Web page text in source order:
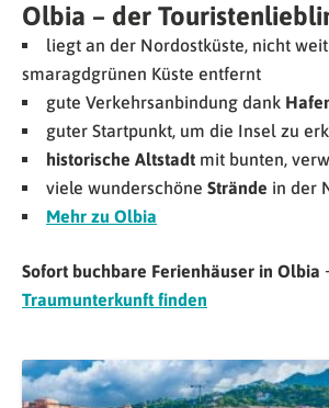
Olbia – der
liegt an der Nordostküste, nicht
smaragdgrünen Küste entfernt
gute Verkehrsanbindung dank
guter Startpunkt, um die Insel zu
historische Altstadt mit bunten,
viele wunderschöne Strände in der
Mehr zu Olbia
Sofort buchbare Ferienhäuser in Olbia
Traumunterkunft finden